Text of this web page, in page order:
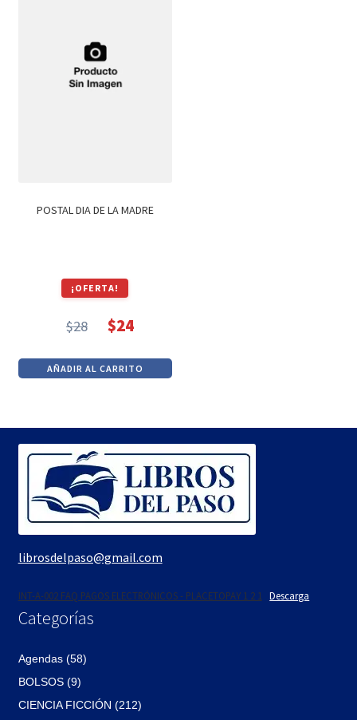
POSTAL DIA DE LA MADRE
¡OFERTA!
$28
precio
original
$24
precio
actual
AÑADIR AL CARRITO
librosdelpaso@gmail.com
INT-A-002 FAQ PAGOS ELECTRÓNICOS - PLACETOPAY 1 2 1 Descarga
Categorías
Agendas (58)
BOLSOS (9)
CIENCIA FICCIÓN (212)